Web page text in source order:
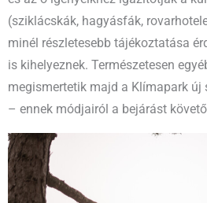
(sziklácskák, hagyásfák,
minél részletesebb tájékoztatása
is kihelyeznek. Természetesen
megismertetik majd a Klímapark új
– ennek módjairól a bejárást